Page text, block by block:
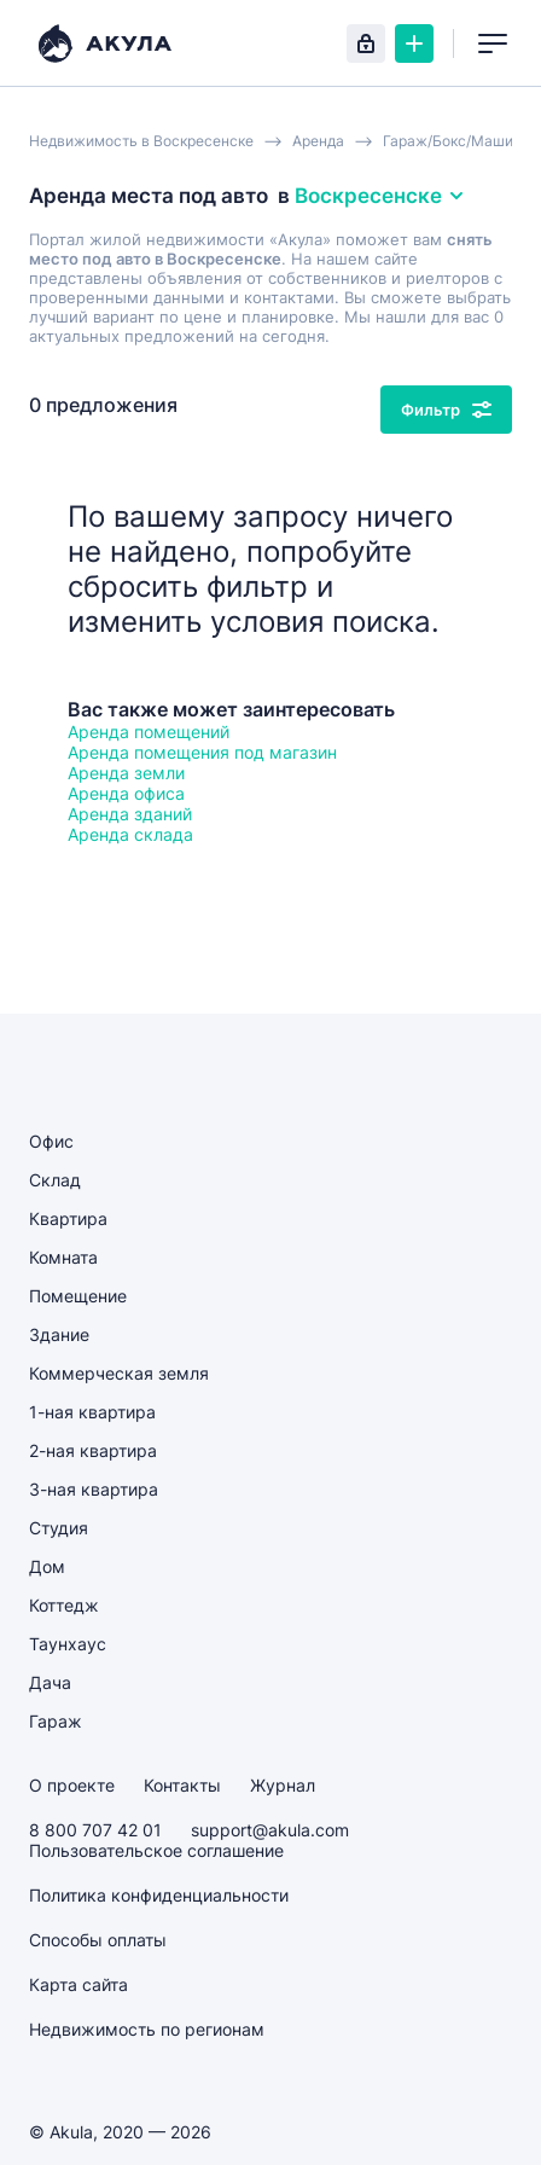
Недвижимость в Воскресенске Аренда Гараж/Бокс/
Аренда места под авто в Воскресенске
Портал жилой недвижимости «Акула» поможет вам снять
место под авто в Воскресенске. На нашем сайте
представлены объявления от собственников и риелторов с
проверенными данными и контактами. Вы сможете выбрать
лучший вариант по цене и планировке. Мы нашли для вас 0
актуальных предложений на сегодня.
0 предложения Фильтр
По вашему запросу ничего
не найдено, попробуйте
сбросить фильтр и
изменить условия поиска.
Вас также может заинтересовать
Аренда помещений
Аренда помещения под магазин
Аренда земли
Аренда офиса
Аренда зданий
Аренда склада
Офис
Склад
Квартира
Комната
Помещение
Здание
Коммерческая земля
1-ная квартира
2-ная квартира
3-ная квартира
Студия
Дом
Коттедж
Таунхаус
Дача
Гараж
О проекте Контакты Журнал
8 800 707 42 01
support@akula.com
Пользовательское соглашение
Политика конфиденциальности
Способы оплаты
Карта сайта
Недвижимость по регионам
© Akula, 2020 — 2026